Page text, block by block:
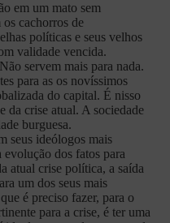
em um mato sem
cachorros de
políticas e seus velhos
validade vencida.
servem mais para nada.
para as os novíssimos
do capital. É nisso
da crise atual. A sociedade
burguesa.
seus ideólogos mais
evolução dos fatos para
atual crise política, a saída
um dos seus mais
é preciso fazer, para o
para a crise, é ter uma